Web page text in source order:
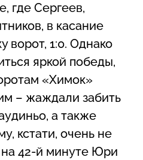
где Сергеев,
в касание
ворот, 1:0. Однако
яркой победы,
«Химок»
– жаждали забить
а также
кстати, очень не
на 42-й минуте Юри